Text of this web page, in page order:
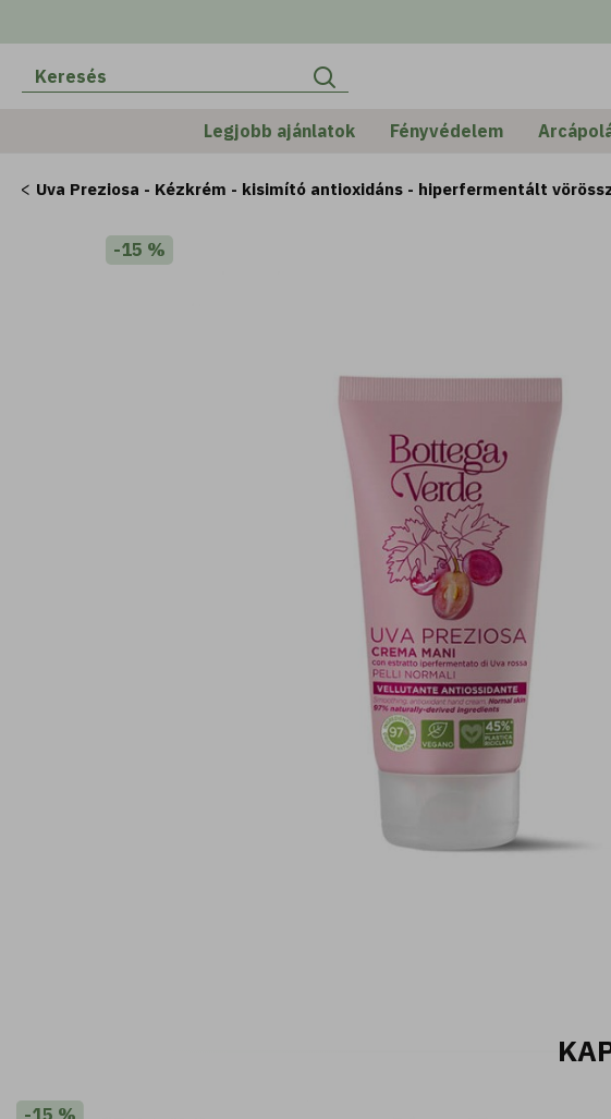
Legjobb ajánlatok Fényvédelem
Uva Preziosa - Kézkrém - kisimító antioxidáns - hiperfermentált
-15 %